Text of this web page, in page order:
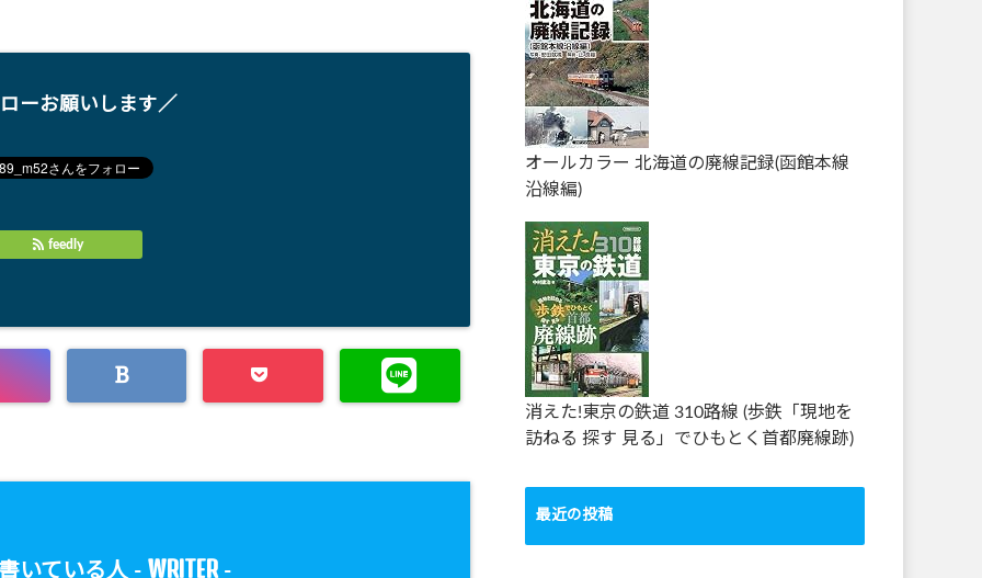
ーお願いします／
feedly
いている人 - WRITER-
オールカラー 北海道の廃線記録(函館本線
沿線編)
消えた!東京の鉄道 310路線 (歩鉄「現地を
訪ねる 探す 見る」でひもとく首都廃線跡)
最近の投稿